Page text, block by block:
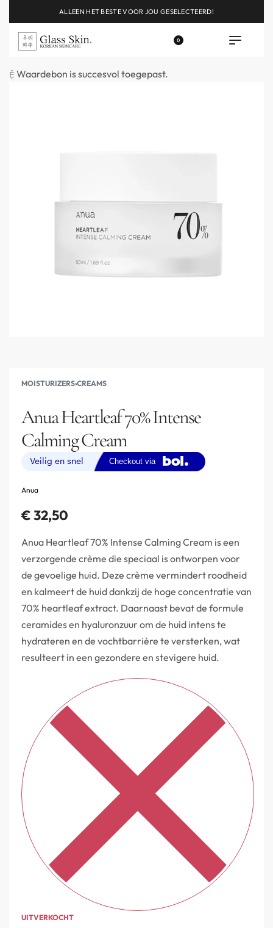
ALLEEN HET BESTE VOOR JOU GESELECTEERD!
0
Waardebon is succesvol toegepast.
MOISTURIZERS›CREAMS
Anua Heartleaf 70% Intense
Calming Cream
Anua
€32,50
Anua Heartleaf 70% Intense Calming Cream is een
verzorgende crème die speciaal is ontworpen voor
de gevoelige huid. Deze crème vermindert roodheid
en kalmeert de huid dankzij de hoge concentratie van
70% heartleaf extract. Daarnaast bevat de formule
ceramides en hyaluronzuur om de huid intens te
hydrateren en de vochtbarrière te versterken, wat
resulteert in een gezondere en stevigere huid.
UITVERKOCHT